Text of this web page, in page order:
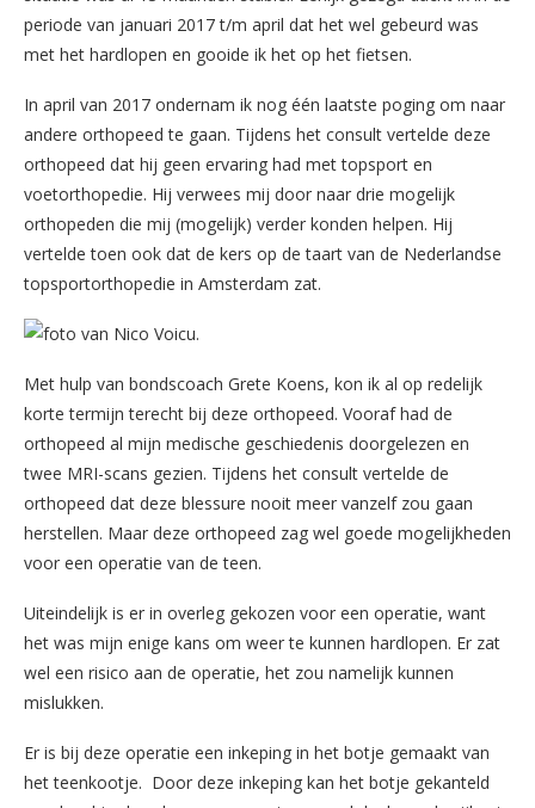
periode van januari 2017 t/m april dat het wel gebeurd was
met het hardlopen en gooide ik het op het fietsen.
In april van 2017 ondernam ik nog één laatste poging om naar
andere orthopeed te gaan. Tijdens het consult vertelde deze
orthopeed dat hij geen ervaring had met topsport en
voetorthopedie. Hij verwees mij door naar drie mogelijk
orthopeden die mij (mogelijk) verder konden helpen. Hij
vertelde toen ook dat de kers op de taart van de Nederlandse
topsportorthopedie in Amsterdam zat.
Met hulp van bondscoach Grete Koens, kon ik al op redelijk
korte termijn terecht bij deze orthopeed. Vooraf had de
orthopeed al mijn medische geschiedenis doorgelezen en
twee MRI-scans gezien. Tijdens het consult vertelde de
orthopeed dat deze blessure nooit meer vanzelf zou gaan
herstellen. Maar deze orthopeed zag wel goede mogelijkheden
voor een operatie van de teen.
Uiteindelijk is er in overleg gekozen voor een operatie, want
het was mijn enige kans om weer te kunnen hardlopen. Er zat
wel een risico aan de operatie, het zou namelijk kunnen
mislukken.
Er is bij deze operatie een inkeping in het botje gemaakt van
het teenkootje. Door deze inkeping kan het botje gekanteld